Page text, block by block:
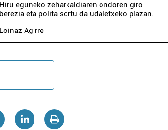
Hiru eguneko zeharkaldiaren ondoren giro
berezia eta polita sortu da udaletxeko plazan.
Loinaz Agirre